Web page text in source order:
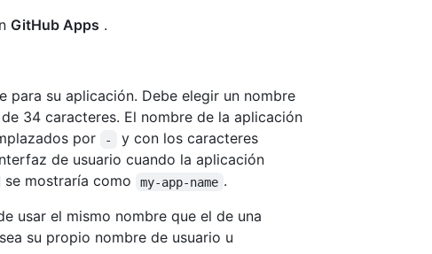
GitHub Apps .
para su aplicación. Debe elegir un nombre
34 caracteres. El nombre de la aplicación
por
-
y con los caracteres
de usuario cuando la aplicación
se mostraría como
my-app-name .
usar el mismo nombre que el de una
su propio nombre de usuario u